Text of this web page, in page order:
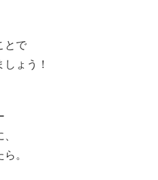
とで
ょう！
。